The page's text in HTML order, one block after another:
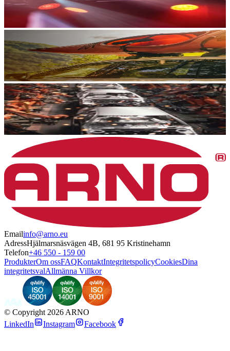
Emailinfo@arno.eu
AdressHjälmarsnäsvägen 4B, 681 95 Kristinehamn
Telefon+46 550 - 159 00
ProdukterOm ossFAQKontaktIntegritetspolicyCookiesDina
integritetsvalAllmänna Villkor
© Copyright 2026 ARNO
LinkedIn
Instagram Facebook